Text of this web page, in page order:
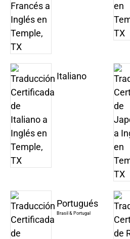
Italiano
Portugués
Brasil & Portugal